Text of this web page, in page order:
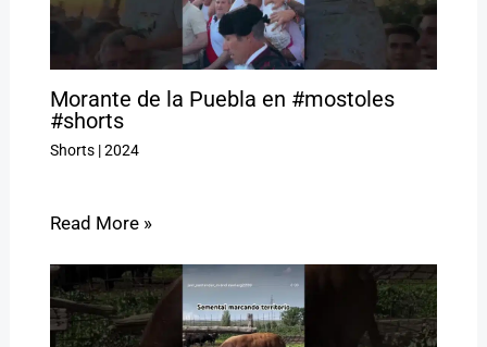
Morante de la Puebla en #mostoles
#shorts
Shorts|2024
Read More »